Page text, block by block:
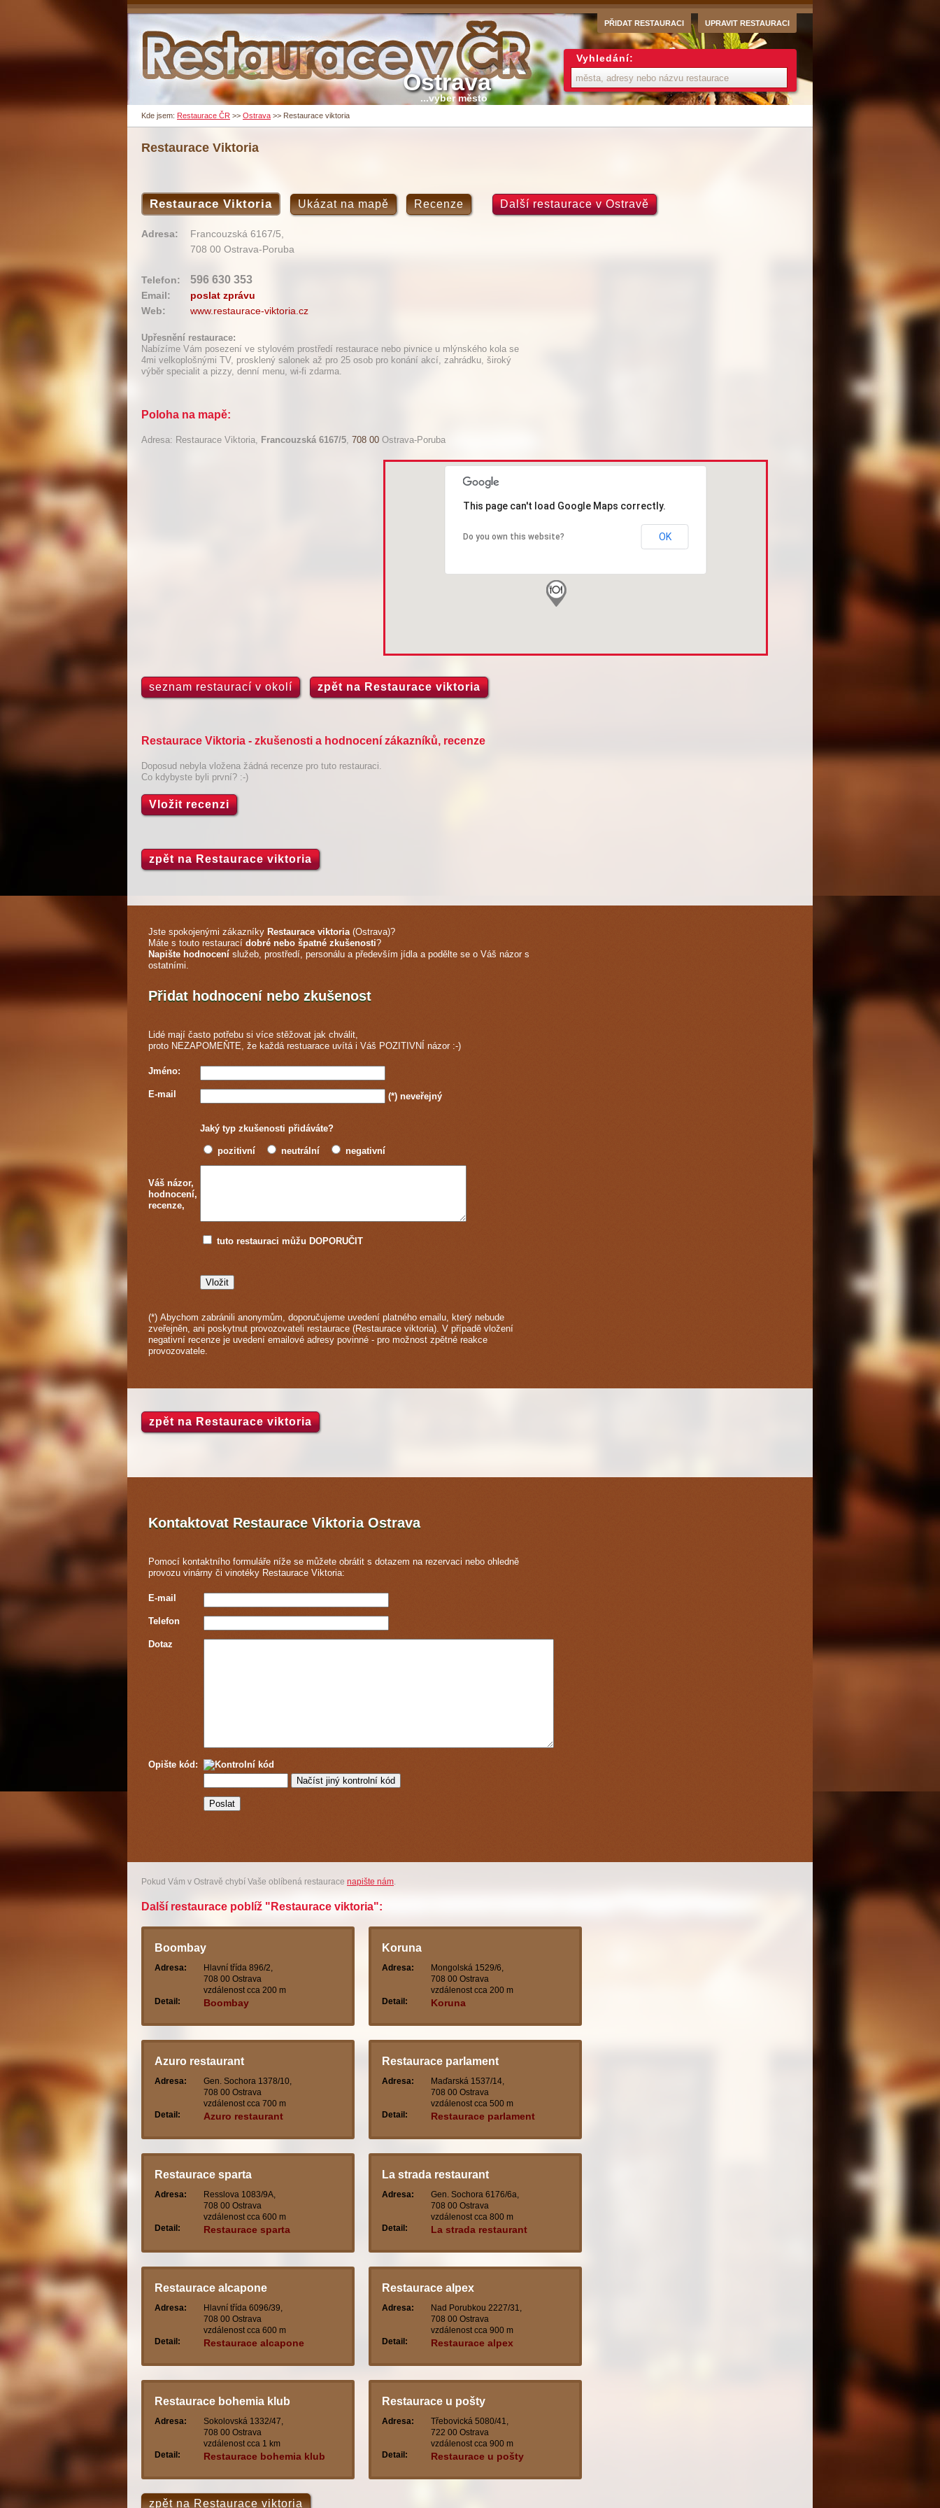
PŘIDAT RESTAURACI UPRAVIT RESTAURACI
Ostrava
...vyber město
Kde jsem: Restaurace ČR >> Ostrava >> Restaurace viktoria
Restaurace Viktoria
Restaurace Viktoria Ukázat na mapě Recenze Další restaurace v Ostravě
Adresa:
Francouzská 6167/5,
708 00 Ostrava-Poruba
Telefon: 596 630 353
Email:
poslat zprávu
Web:
www.restaurace-viktoria.cz
Upřesnění restaurace:
Nabízíme Vám posezení ve stylovém prostředí restaurace nebo pivnice u mlýnského kola se
4mi velkoplošnými TV, prosklený salonek až pro 25 osob pro konání akcí, zahrádku, široký
výběr specialit a pizzy, denní menu, wi-fi zdarma.
Poloha na mapě:
Adresa: Restaurace Viktoria, Francouzská 6167/5, 708 00 Ostrava-Poruba
This page can't load Google Maps correctly.
Do you own this website? OK
seznam restaurací v okolí zpět na Restaurace viktoria
Restaurace Viktoria - zkušenosti a hodnocení zákazníků, recenze
Doposud nebyla vložena žádná recenze pro tuto restauraci.
Co kdybyste byli první? :-)
Vložit recenzi
zpět na Restaurace viktoria
Jste spokojenými zákazníky Restaurace viktoria(Ostrava)?
Máte s touto restaurací dobré nebo špatné zkušenosti?
Napište hodnocení služeb, prostředí, personálu a především jídla a podělte se o Váš názor s
ostatními.
Přidat hodnocení nebo zkušenost
Lidé mají často potřebu si více stěžovat jak chválit,
proto NEZAPOMEŇTE, že každá restuarace uvítá i Váš POZITIVNÍ názor :-)
Jméno:
E-mail (*) neveřejný
Jaký typ zkušenosti přidáváte?
pozitivní neutrální negativní
Váš názor,
hodnocení,
recenze,
tuto restauraci můžu DOPORUČIT
(*) Abychom zabránili anonymům, doporučujeme uvedení platného emailu, který nebude
zveřejněn, ani poskytnut provozovateli restaurace (Restaurace viktoria). V případě vložení
negativní recenze je uvedení emailové adresy povinné - pro možnost zpětné reakce
provozovatele.
zpět na Restaurace viktoria
Kontaktovat Restaurace Viktoria Ostrava
Pomocí kontaktního formuláře níže se můžete obrátit s dotazem na rezervaci nebo ohledně
provozu vinárny či vinotéky Restaurace Viktoria:
E-mail
Telefon
Dotaz
Opište kód:
Pokud Vám v Ostravě chybí Vaše oblíbená restaurace napište nám.
Další restaurace poblíž "Restaurace viktoria":
Boombay
Adresa:
Hlavní třída 896/2,
708 00 Ostrava
vzdálenost cca 200 m
Detail:
Boombay
Koruna
Adresa:
Mongolská 1529/6,
708 00 Ostrava
vzdálenost cca 200 m
Detail:
Koruna
Azuro restaurant
Adresa:
Gen. Sochora 1378/10,
708 00 Ostrava
vzdálenost cca 700 m
Detail:
Azuro restaurant
Restaurace parlament
Adresa:
Maďarská 1537/14,
708 00 Ostrava
vzdálenost cca 500 m
Detail:
Restaurace parlament
Restaurace sparta
Adresa:
Resslova 1083/9A,
708 00 Ostrava
vzdálenost cca 600 m
Detail:
Restaurace sparta
La strada restaurant
Adresa:
Gen. Sochora 6176/6a,
708 00 Ostrava
vzdálenost cca 800 m
Detail:
La strada restaurant
Restaurace alcapone
Adresa:
Hlavní třída 6096/39,
708 00 Ostrava
vzdálenost cca 600 m
Detail:
Restaurace alcapone
Restaurace alpex
Adresa:
Nad Porubkou 2227/31,
708 00 Ostrava
vzdálenost cca 900 m
Detail:
Restaurace alpex
Restaurace bohemia klub
Adresa:
Sokolovská 1332/47,
708 00 Ostrava
vzdálenost cca 1 km
Detail:
Restaurace bohemia klub
Restaurace u pošty
Adresa:
Třebovická 5080/41,
722 00 Ostrava
vzdálenost cca 900 m
Detail:
Restaurace u pošty
zpět na Restaurace viktoria
Vyhledání: